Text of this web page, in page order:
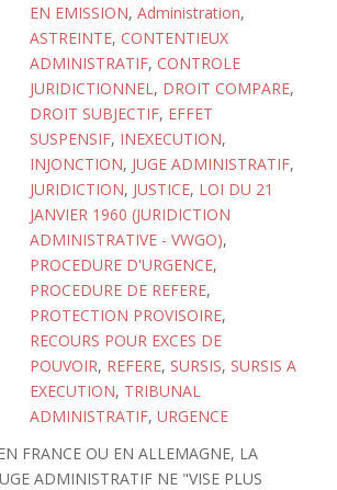
EN EMISSION, Administration,
ASTREINTE, CONTENTIEUX
ADMINISTRATIF, CONTROLE
JURIDICTIONNEL, DROIT COMPARE,
DROIT SUBJECTIF, EFFET
SUSPENSIF, INEXECUTION,
INJONCTION, JUGE ADMINISTRATIF,
JURIDICTION, JUSTICE, LOI DU 21
JANVIER 1960 (JURIDICTION
ADMINISTRATIVE - VWGO),
PROCEDURE D'URGENCE,
PROCEDURE DE REFERE,
PROTECTION PROVISOIRE,
RECOURS POUR EXCES DE
POUVOIR, REFERE, SURSIS, SURSIS A
EXECUTION, TRIBUNAL
ADMINISTRATIF, URGENCE
FRANCE OU EN ALLEMAGNE, LA
ADMINISTRATIF NE "VISE PLUS